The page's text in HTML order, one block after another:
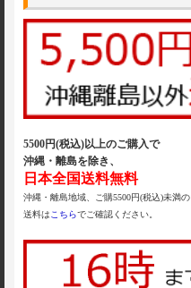
5500円(税込)以上のご購入で
沖縄・離島を除き、
日本全国送料無料
沖縄・離島地域、ご購5500円(税込)未満の
送料は こちらでご確認ください。